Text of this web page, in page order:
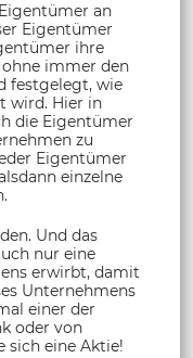
an
Eigentümer
ihre
immer den
festgelegt, wie
wird. Hier in
die Eigentümer
zu
Eigentümer
einzelne
Und das
nur eine
erwirbt, damit
Unternehmens
einer der
oder von
sich eine Aktie!